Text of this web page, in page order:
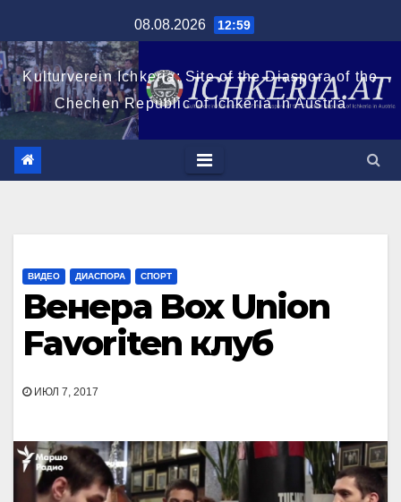
к
содержимому
08.08.2026 12:59
Kulturverein Ichkeria: Site of the Diaspora of the
Chechen Republic of Ichkeria in Austria
ВИДЕО ДИАСПОРА СПОРТ
Венера Box Union
Favoriten клуб
ИЮЛ 7, 2017